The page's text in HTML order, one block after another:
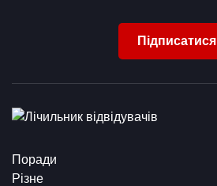
Підписатися
Поради
Різне